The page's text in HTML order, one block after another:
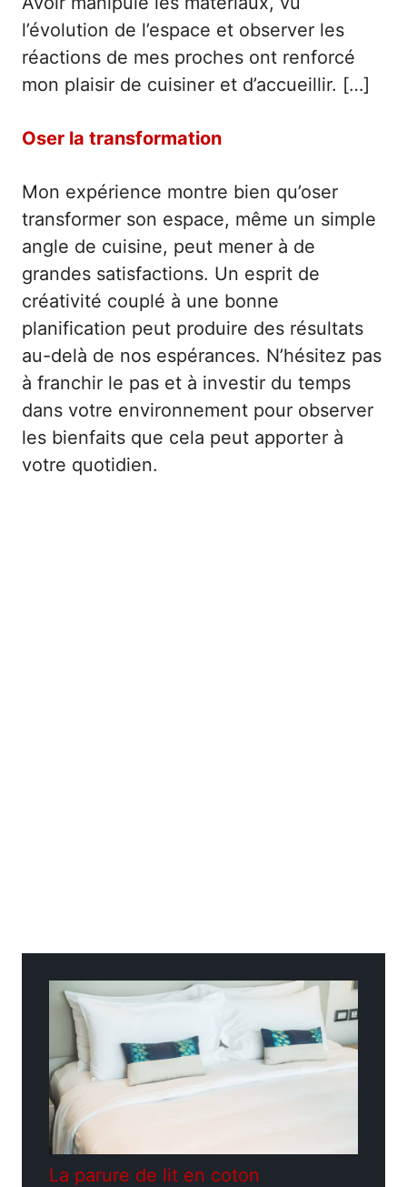
l’évolution de l’espace et observer les
réactions de mes proches ont renforcé
mon plaisir de cuisiner et d’accueillir. […]
Oser la transformation
Mon expérience montre bien qu’oser
transformer son espace, même un simple
angle de cuisine, peut mener à de
grandes satisfactions. Un esprit de
créativité couplé à une bonne
planification peut produire des résultats
au-delà de nos espérances. N’hésitez pas
à franchir le pas et à investir du temps
dans votre environnement pour observer
les bienfaits que cela peut apporter à
votre quotidien.
La parure de lit en coton